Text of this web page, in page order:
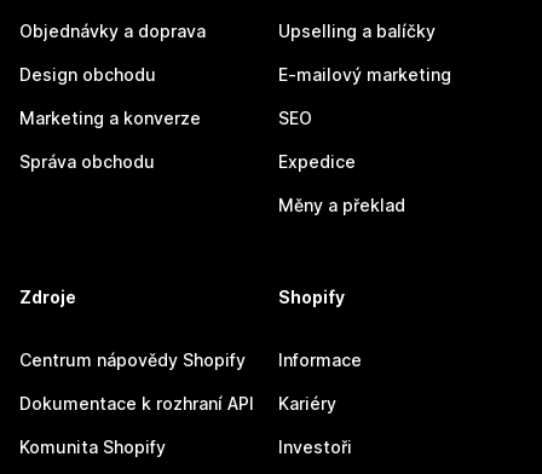
Objednávky a doprava
Design obchodu
Marketing a konverze
Správa obchodu
Upselling a balíčky
E-mailový marketing
SEO
Expedice
Měny a překlad
Zdroje
Centrum nápovědy Shopify
Dokumentace k rozhraní API
Komunita Shopify
Shopify
Informace
Kariéry
Investoři